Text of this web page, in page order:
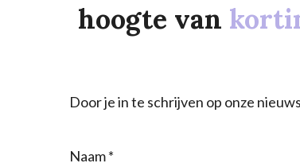
hoogte van
Door je in te schrijven op onze
Naam *